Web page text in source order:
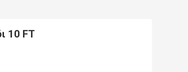
10 FT